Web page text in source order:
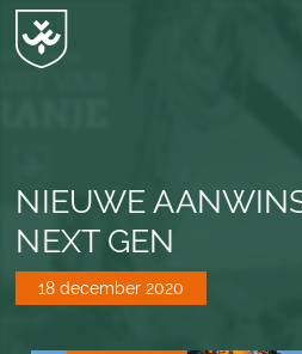
NIEUWE
NEXT GEN
18 december 2020